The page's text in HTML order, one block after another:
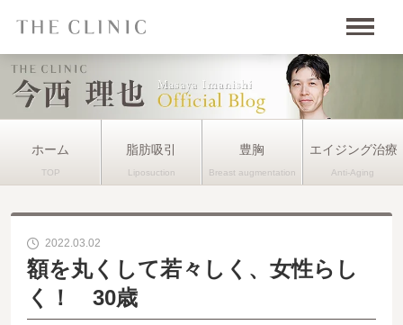
ホーム 脂肪吸引 豊胸 エイジング治療
2022.03.02
額を丸くして若々しく、女性らし
く！ 30歳